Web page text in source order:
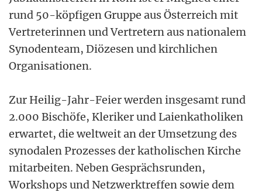
rund 50-köpfigen Gruppe aus Österreich mit
Vertreterinnen und Vertretern aus nationalem
Synodenteam, Diözesen und kirchlichen
Organisationen.
Zur Heilig-Jahr-Feier werden insgesamt rund
2.000 Bischöfe, Kleriker und Laienkatholiken
erwartet, die weltweit an der Umsetzung des
synodalen Prozesses der katholischen Kirche
mitarbeiten. Neben Gesprächsrunden,
Workshops und Netzwerktreffen sowie dem